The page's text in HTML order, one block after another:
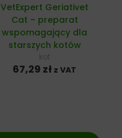
VetExpert Geriativet
Cat – preparat
wspomagający dla
starszych kotów
kot
67,29 zł z VAT